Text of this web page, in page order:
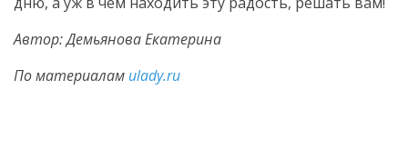
Автор: Демьянова Екатерина
По материалам ulady.ru